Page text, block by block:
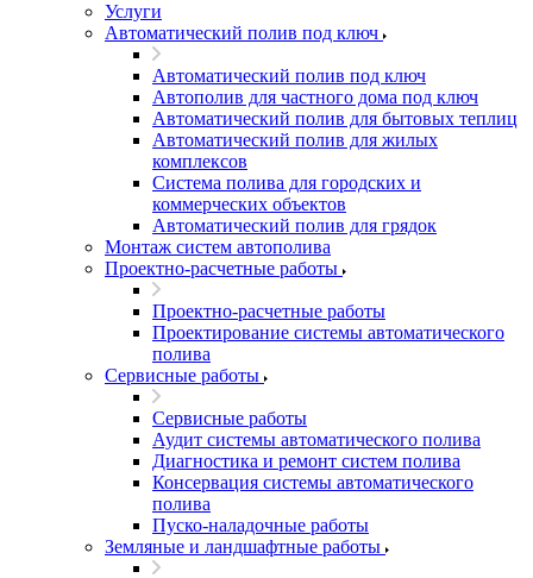
Услуги
Автоматический полив под ключ
Автоматический полив под ключ
Автополив для частного дома под ключ
Автоматический полив для бытовых теплиц
Автоматический полив для жилых
комплексов
Система полива для городских и
коммерческих объектов
Автоматический полив для грядок
Монтаж систем автополива
Проектно-расчетные работы
Проектно-расчетные работы
Проектирование системы автоматического
полива
Сервисные работы
Сервисные работы
Аудит системы автоматического полива
Диагностика и ремонт систем полива
Консервация системы автоматического
полива
Пуско-наладочные работы
Земляные и ландшафтные работы